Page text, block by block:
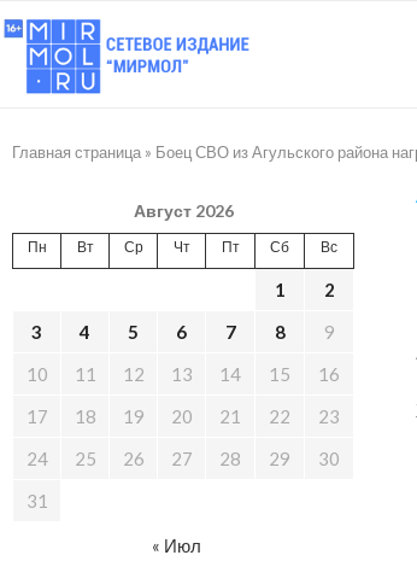
Главная страница » Боец СВО из Агульского района
Август 2026
Пн Вт Ср Чт Пт Сб Вс
1
2
3
4 5 6 7 8
9
10
11 12 13 14 15
16
17
18 19 20 21 22
23
24
25 26 27 28 29
30
31
« Июл